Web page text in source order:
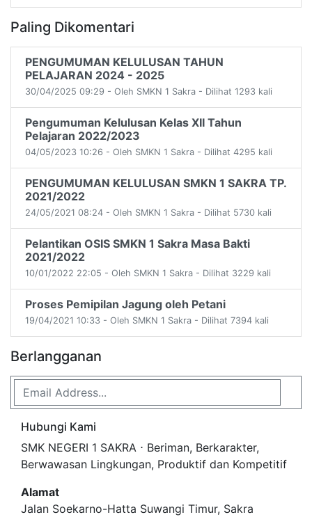
Paling Dikomentari
PENGUMUMAN KELULUSAN TAHUN
PELAJARAN 2024 - 2025
30/04/2025 09:29 - Oleh SMKN 1 Sakra - Dilihat 1293 kali
Pengumuman Kelulusan Kelas XII Tahun
Pelajaran 2022/2023
04/05/2023 10:26 - Oleh SMKN 1 Sakra - Dilihat 4295 kali
PENGUMUMAN KELULUSAN SMKN 1 SAKRA TP.
2021/2022
24/05/2021 08:24 - Oleh SMKN 1 Sakra - Dilihat 5730 kali
Pelantikan OSIS SMKN 1 Sakra Masa Bakti
2021/2022
10/01/2022 22:05 - Oleh SMKN 1 Sakra - Dilihat 3229 kali
Proses Pemipilan Jagung oleh Petani
19/04/2021 10:33 - Oleh SMKN 1 Sakra - Dilihat 7394 kali
Berlangganan
Hubungi Kami
SMK NEGERI 1 SAKRA ⋅ Beriman, Berkarakter,
Berwawasan Lingkungan, Produktif dan Kompetitif
Alamat
Jalan Soekarno-Hatta Suwangi Timur, Sakra